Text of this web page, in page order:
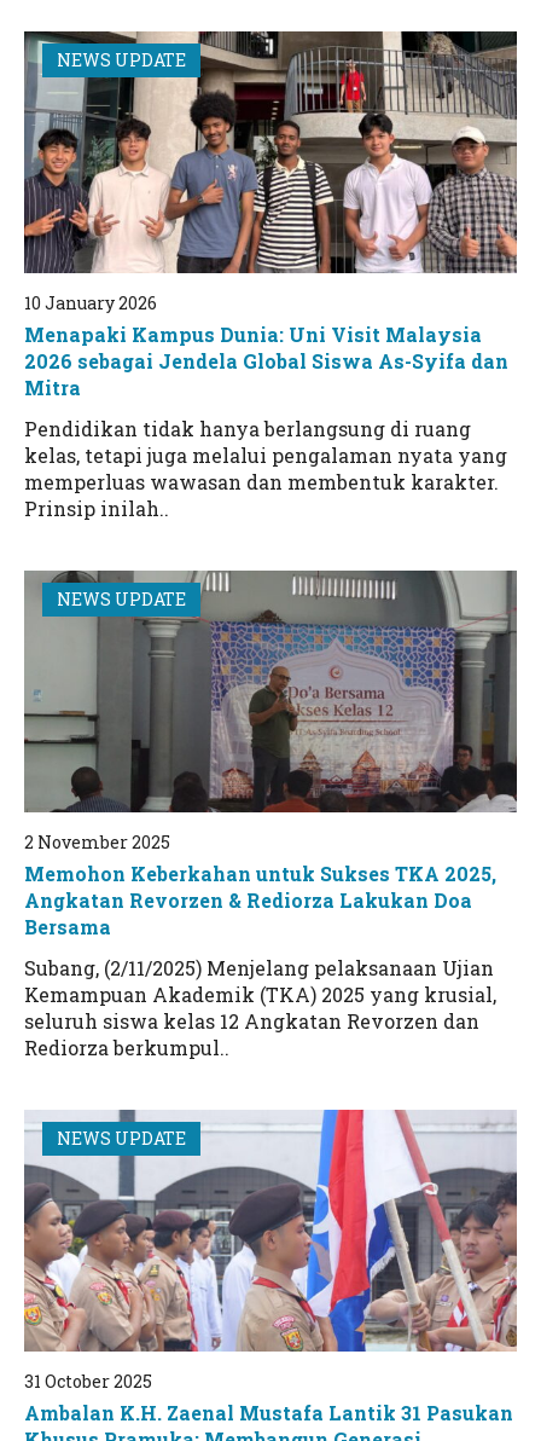
NEWS UPDATE
10 January 2026
Menapaki Kampus Dunia: Uni Visit Malaysia
2026 sebagai Jendela Global Siswa As-Syifa dan
Mitra
Pendidikan tidak hanya berlangsung di ruang
kelas, tetapi juga melalui pengalaman nyata yang
memperluas wawasan dan membentuk karakter.
Prinsip inilah..
NEWS UPDATE
2 November 2025
Memohon Keberkahan untuk Sukses TKA 2025,
Angkatan Revorzen & Rediorza Lakukan Doa
Bersama
Subang, (2/11/2025) Menjelang pelaksanaan Ujian
Kemampuan Akademik (TKA) 2025 yang krusial,
seluruh siswa kelas 12 Angkatan Revorzen dan
Rediorza berkumpul..
NEWS UPDATE
31 October 2025
Ambalan K.H. Zaenal Mustafa Lantik 31 Pasukan